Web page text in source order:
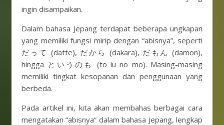
ingin disampaikan.
Dalam bahasa Jepang terdapat beberapa ungkapan
yang memiliki fungsi mirip dengan “abisnya”, seperti
だって (datte), だから (dakara), だもん (damon),
hingga というのも (to iu no mo). Masing-masing
memiliki tingkat kesopanan dan penggunaan yang
berbeda.
Pada artikel ini, kita akan membahas berbagai cara
mengatakan “abisnya” dalam bahasa Jepang, lengkap